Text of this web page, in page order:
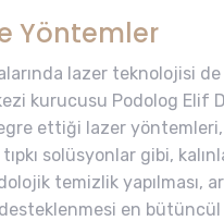
Yöntemler
lazer teknolojisi
kurucusu Podolog Elif
ettiği lazer yöntemleri,
solüsyonlar gibi,
temizlik yapılması,
en bütüncül